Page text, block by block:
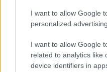
I want to allow Google
personalized advertising.
I want to allow Google
related to analytics like
device identifiers in